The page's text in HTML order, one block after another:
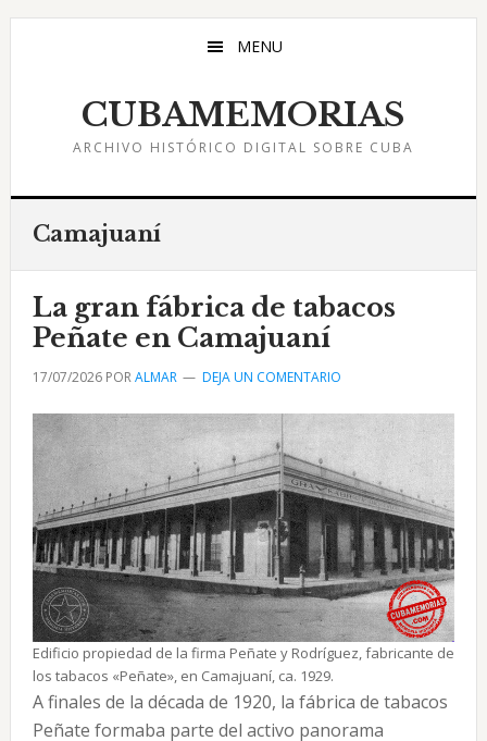
Saltar
Saltar
Saltar
MENU
CUBAMEMORIAS
ARCHIVO HISTÓRICO DIGITAL SOBRE CUBA
Camajuaní
La gran fábrica de tabacos
Peñate en Camajuaní
17/07/2026PORALMAR DEJA UN COMENTARIO
Edificio propiedad de la firma Peñate y Rodríguez, fabricante de
los tabacos «Peñate», en Camajuaní, ca. 1929.
A finales de la década de 1920, la fábrica de tabacos
Peñate formaba parte del activo panorama